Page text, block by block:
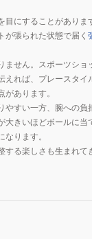
にすることがあり
張られた状態で届く
せん。スポーツショ
れば、プレースタ
あります。
すい一方、腕への負
きいほどボールに
ります。
る楽しさも生まれ